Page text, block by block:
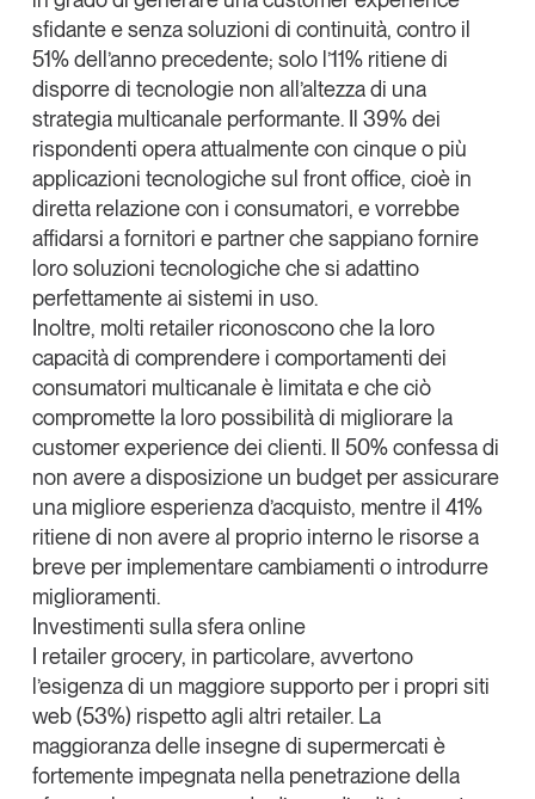
sfidante e senza soluzioni di continuità, contro il
51% dell’anno precedente; solo l’11% ritiene di
disporre di tecnologie non all’altezza di una
strategia multicanale performante. Il 39% dei
rispondenti opera attualmente con cinque o più
applicazioni tecnologiche sul front office, cioè in
diretta relazione con i consumatori, e vorrebbe
affidarsi a fornitori e partner che sappiano fornire
loro soluzioni tecnologiche che si adattino
perfettamente ai sistemi in uso.
Inoltre, molti retailer riconoscono che la loro
capacità di comprendere i comportamenti dei
consumatori multicanale è limitatae che ciò
compromette la loro possibilità di migliorare la
customer experience dei clienti. Il 50% confessa di
non avere a disposizione un budget per assicurare
una migliore esperienza d’acquisto, mentre il 41%
ritiene di non avere al proprio interno le risorse a
breve per implementare cambiamenti o introdurre
miglioramenti.
Investimenti sulla sfera online
I retailer grocery, in particolare, avvertono
l’esigenza di un maggiore supporto per i propri siti
web (53%) rispetto agli altri retailer. La
maggioranza delle insegne di supermercati è
fortemente impegnata nella penetrazione della